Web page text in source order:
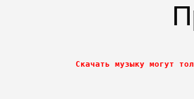
Скачать музыку могут